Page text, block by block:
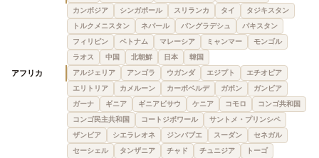
カンボジア
シンガポール スリランカ タイ
タジキスタン
トルクメニスタン
ネパール バングラデシュ
パキスタン
フィリピン
ベトナム マレーシア ミャンマー
モンゴル
ラオス
中国 北朝鮮 日本 韓国
アフリカ アルジェリア アンゴラ ウガンダ エジプト
エチオピア
エリトリア
カメルーン カーボベルデ ガボン
ガンビア
ガーナ
ギニア ギニアビサウ ケニア コモロ
コンゴ共和国
コンゴ民主共和国
コートジボワール
サントメ・プリンシペ
ザンビア
シエラレオネ ジンバブエ スーダン
セネガル
セーシェル
タンザニア チャド チュニジア
トーゴ